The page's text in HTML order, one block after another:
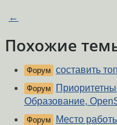
←
Похожие
Форум составить
Форум
Образование,
Форум Место